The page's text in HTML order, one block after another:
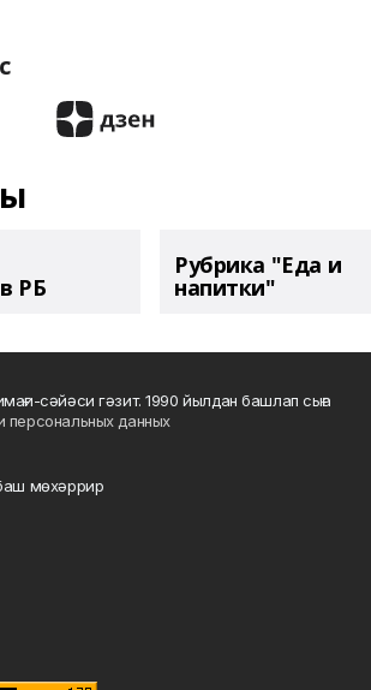
РБ
Рубрика "Еда и
напитки"
сәйәси гәзит. 1990 йылдан башлап сыға
персональных данных
мөхәррир